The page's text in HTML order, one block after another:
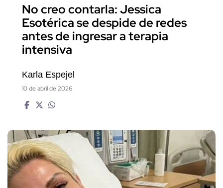
No creo contarla: Jessica
Esotérica se despide de redes
antes de ingresar a terapia
intensiva
Karla Espejel
10 de abril de 2026